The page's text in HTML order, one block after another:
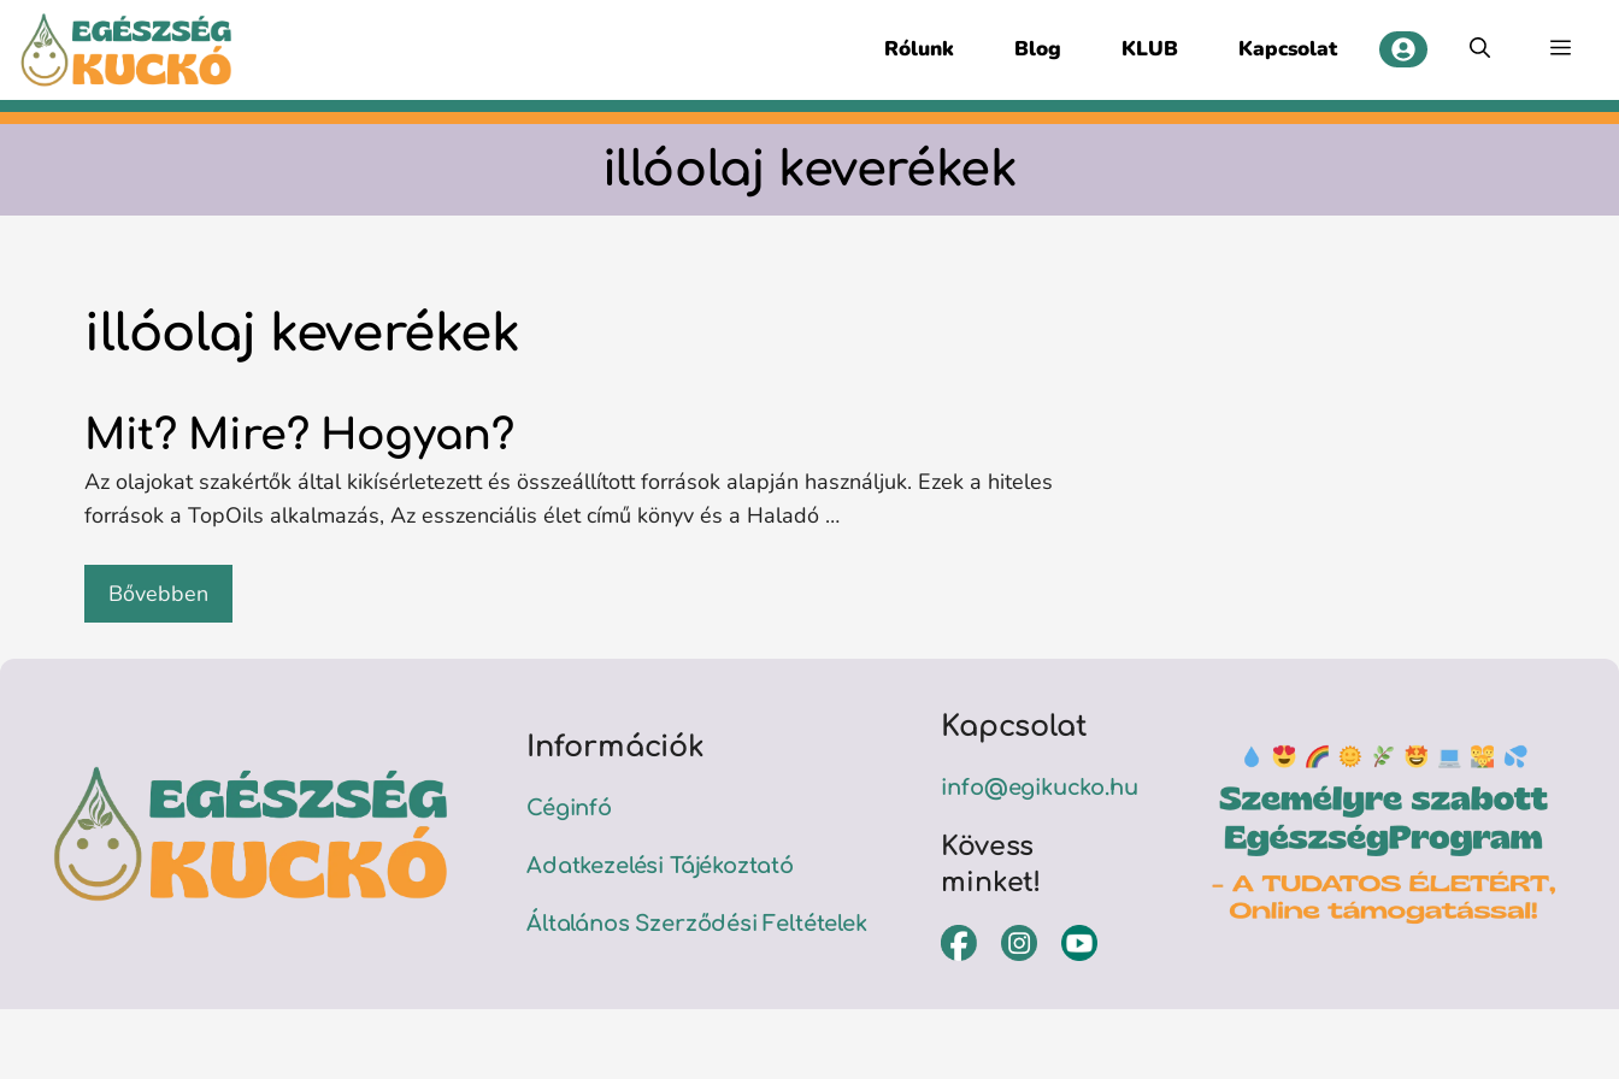
Kilépés
tartalomba
Rólunk Blog KLUB Kapcsolat
illóolaj keverékek
illóolaj keverékek
Mit? Mire? Hogyan?
Az olajokat szakértők által kikísérletezett és összeállított források alapján használjuk. Ezek a hiteles
források a TopOils alkalmazás, Az esszenciális élet című könyv és a Haladó …
Bővebben
Információk
Céginfó
Adatkezelési Tájékoztató
Általános Szerződési Feltételek
Kapcsolat
info@egikucko.hu
Kövess
minket!